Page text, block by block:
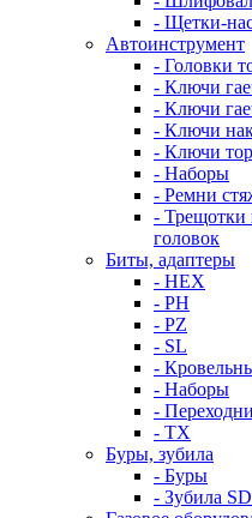
- Щетки-
Автоинструмент
- Головки
- Ключи
- Ключи
- Ключи
- Ключи
- Наборы
- Ремни
- Трещотки
головок
Биты, адаптеры
- HEX
- PH
- PZ
- SL
-
- Наборы
-
- ТX
Буры, зубила
- Буры
- Зубила